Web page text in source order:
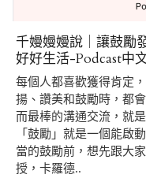
千嫚嫚嫚說｜讓鼓勵
好好生活-Podcast中
每個人都喜歡獲得肯定
揚、讚美和鼓勵時，都
而最棒的溝通交流，就
「鼓勵」就是一個能啟
當的鼓勵前，想先跟大
授，卡羅德..